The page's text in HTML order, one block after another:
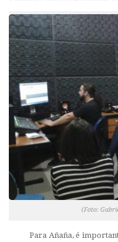
(Foto:
Para Añaña, é importante